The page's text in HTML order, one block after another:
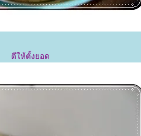
ตีให้ตั้งยอด